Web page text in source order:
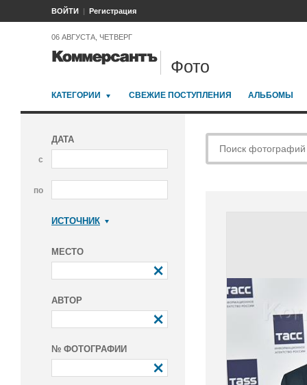
ВОЙТИ Регистрация
06 АВГУСТА, ЧЕТВЕРГ
Фото
КАТЕГОРИИ СВЕЖИЕ ПОСТУПЛЕНИЯ АЛЬБОМЫ
ДАТА
с
по
ИСТОЧНИК
МЕСТО
АВТОР
№ ФОТОГРАФИИ